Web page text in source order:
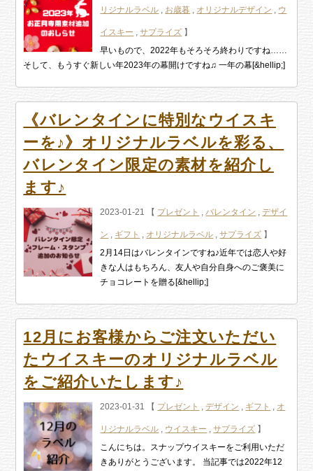
リジナルラベル , お歳暮 , オリジナルデザイン , ウ
イスキー ,サプライズ 】
早いもので、2022年もそろそろ終わりですね……
そして、もうすぐ新しい年2023年の幕開けですね♫ 一年の幕[&hellip;]
《バレンタインに特別なウイスキ
ーを♪》オリジナルラベルを彩る、
バレンタイン限定の素材を紹介し
ます♪
2023-01-21 【 プレゼント ,バレンタイン ,デザイ
ン , ギフト , オリジナルラベル ,サプライズ 】
2月14日はバレンタインですね♪近年では恋人や好
きな人はもちろん、友人や自分自身へのご褒美に
チョコレートを贈る[&hellip;]
12月にお客様からご注文いただい
たウイスキーのオリジナルラベル
をご紹介いたします♪
2023-01-31 【 プレゼント ,デザイン , ギフト , オ
リジナルラベル , ウイスキー ,サプライズ 】
こんにちは。スナップウイスキーをご利用いただ
きありがとうございます。 当記事では2022年12